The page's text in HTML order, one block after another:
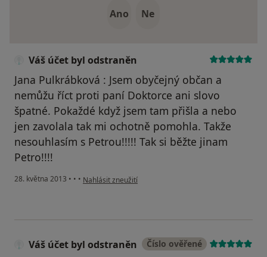
Ano Ne
Váš účet byl odstraněn
Jana Pulkrábková : Jsem obyčejný občan a
nemůžu říct proti paní Doktorce ani slovo
špatné. Pokaždé když jsem tam přišla a nebo
jen zavolala tak mi ochotně pomohla. Takže
nesouhlasím s Petrou!!!!! Tak si běžte jinam
Petro!!!!
28. května 2013 • • • podle názoru uživatele Váš účet byl odstraněn
Nahlásit zneužití
Váš účet byl odstraněn Číslo ověřené